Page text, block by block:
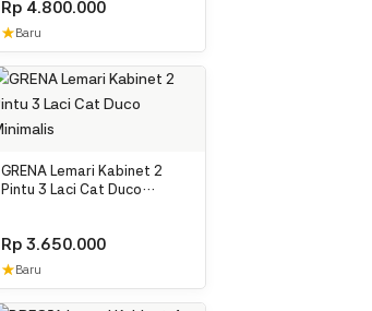
Rp4.800.000
★ Baru
GRENA Lemari Kabinet 2
Pintu 3 Laci Cat Duco
Rp3.650.000
★ Baru